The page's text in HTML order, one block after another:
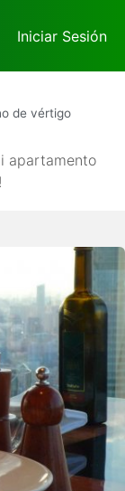
Iniciar Sesión
de vértigo
apartamento